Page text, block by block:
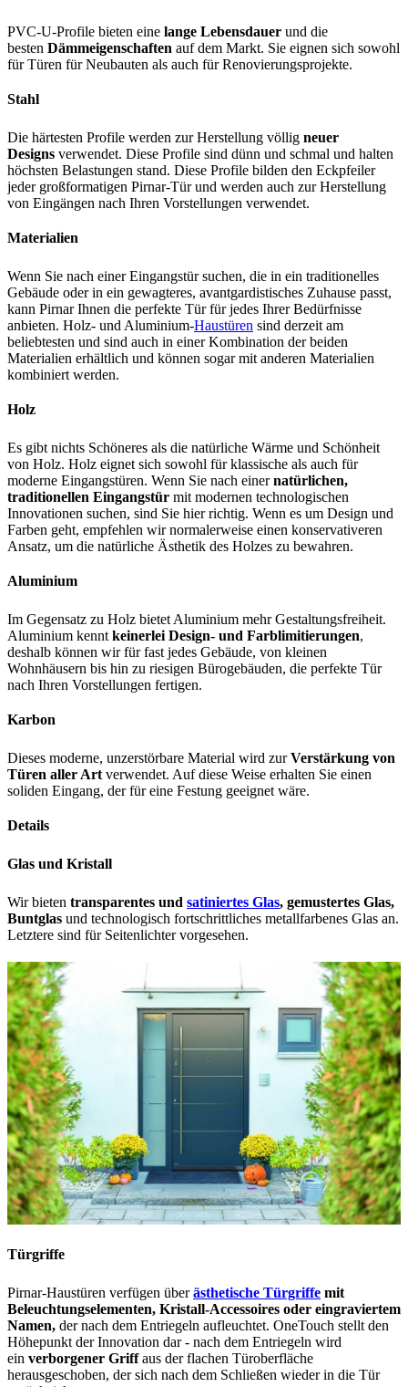
PVC-U-Profile bieten eine lange Lebensdauer und die
besten Dämmeigenschaften auf dem Markt. Sie eignen sich sowohl
für Türen für Neubauten als auch für Renovierungsprojekte.
Stahl
Die härtesten Profile werden zur Herstellung völlig neuer
Designs verwendet. Diese Profile sind dünn und schmal und halten
höchsten Belastungen stand. Diese Profile bilden den Eckpfeiler
jeder großformatigen Pirnar-Tür und werden auch zur Herstellung
von Eingängen nach Ihren Vorstellungen verwendet.
Materialien
Wenn Sie nach einer Eingangstür suchen, die in ein traditionelles
Gebäude oder in ein gewagteres, avantgardistisches Zuhause passt,
kann Pirnar Ihnen die perfekte Tür für jedes Ihrer Bedürfnisse
anbieten. Holz- und Aluminium-Haustüren sind derzeit am
beliebtesten und sind auch in einer Kombination der beiden
Materialien erhältlich und können sogar mit anderen Materialien
kombiniert werden.
Holz
Es gibt nichts Schöneres als die natürliche Wärme und Schönheit
von Holz. Holz eignet sich sowohl für klassische als auch für
moderne Eingangstüren. Wenn Sie nach einernatürlichen,
traditionellen Eingangstür mit modernen technologischen
Innovationen suchen, sind Sie hier richtig. Wenn es um Design und
Farben geht, empfehlen wir normalerweise einen konservativeren
Ansatz, um die natürliche Ästhetik des Holzes zu bewahren.
Aluminium
Im Gegensatz zu Holz bietet Aluminium mehr Gestaltungsfreiheit.
Aluminium kennt keinerlei Design- und Farblimitierungen,
deshalb können wir für fast jedes Gebäude, von kleinen
Wohnhäusern bis hin zu riesigen Bürogebäuden, die perfekte Tür
nach Ihren Vorstellungen fertigen.
Karbon
Dieses moderne, unzerstörbare Material wird zurVerstärkung von
Türen aller Art verwendet. Auf diese Weise erhalten Sie einen
soliden Eingang, der für eine Festung geeignet wäre.
Details
Glas und Kristall
Wir bieten transparentes und satiniertes Glas, gemustertes Glas,
Buntglas und technologisch fortschrittliches metallfarbenes Glas an.
Letztere sind für Seitenlichter vorgesehen.
Türgriffe
Pirnar-Haustüren verfügen überästhetische Türgriffe mit
Beleuchtungselementen, Kristall-Accessoires oder eingraviertem
Namen, der nach dem Entriegeln aufleuchtet. OneTouch stellt den
Höhepunkt der Innovation dar - nach dem Entriegeln wird
ein verborgener Griffaus der flachen Türoberfläche
herausgeschoben, der sich nach dem Schließen wieder in die Tür